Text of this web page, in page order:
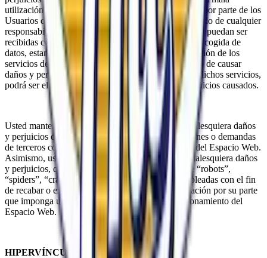
utilización de los servicios de libre disposición y uso por parte de los
Usuarios de Espacio Web. Asimismo, queda exonerado de cualquier
responsabilidad por el contenido e informaciones que puedan ser
recibidas como consecuencia de los formularios de recogida de
datos, estando los mismos únicamente para la prestación de los
servicios de consultas y dudas. Por otro lado, en caso de causar
daños y perjuicios por un uso ilícito o incorrecto de dichos servicios,
podrá ser el Usuario reclamado por los daños o perjuicios causados.
Usted mantendrá a la empresa indemne frente a cualesquiera daños
y perjuicios que se deriven de reclamaciones, acciones o demandas
de terceros como consecuencia de su acceso o uso del Espacio Web.
Asimismo, usted se obliga a indemnizar frente a cualesquiera daños
y perjuicios, que se deriven del uso por su parte de “robots”,
“spiders”, “crawlers” o herramientas similares empleadas con el fin
de recabar o extraer datos o de cualquier otra actuación por su parte
que imponga una carga irrazonable sobre el funcionamiento del
Espacio Web.
HIPERVÍNCULOS